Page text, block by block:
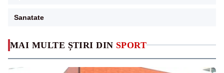
MAI MULTE ȘTIRI DIN SPORT
Sanatate